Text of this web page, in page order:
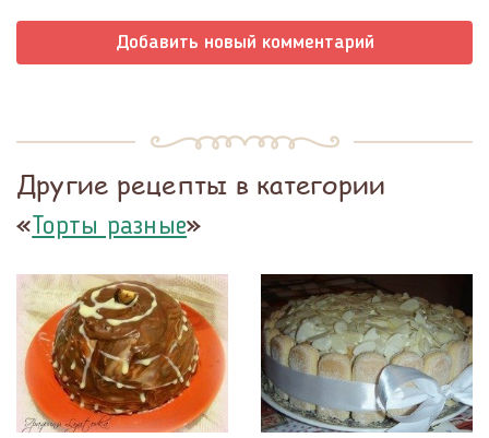
Добавить новый комментарий
Другие рецепты в категории
« Торты разные»